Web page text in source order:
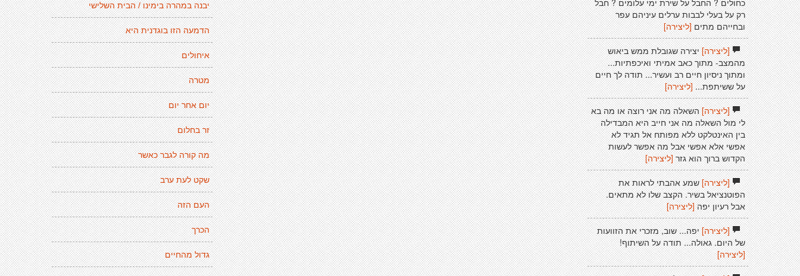
יבנה במהרה בימינו / הבית השלישי
הדמעה הזו בוגדנית היא
איחולים
מטרה
יום אחר יום
זר בחלום
מה קורה לגבר כאשר
שקט לעת ערב
העם הזה
הכרך
גדול מהחיים
כחולים ? החבל על שירת ימי עלומים ? חבל
רק על בעלי לבבות ערלים עיניהם עפר
ובחייהם מתים [ליצירה]
[ליצירה]יצירה שגובלת ממש ביאוש
מהמצב- מתוך כאב אמיתי ואיכפתיות...
ומתוך ניסיון חיים רב ועשיר... תודה לך חיים
על ששיתפת... [ליצירה]
[ליצירה]השאלה מה אני רוצה או מה בא
לי מול השאלה מה אני חייב היא המבדילה
בין האינטלקט ללא מפותח אל תגיד לא
אפשי אלא אפשי אבל מה אפשר לעשות
הקדוש ברוך הוא גזר [ליצירה]
[ליצירה]שמע אהבתי לראות את
הפוטנציאל בשיר. הקצב שלו לא מתאים.
אבל רעיון יפה [ליצירה]
[ליצירה]יפה... שוב, מזכרי את הזוועות
של היום. גאולה... תודה על השיתוף!
[ליצירה]